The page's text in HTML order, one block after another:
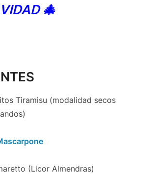
🎄
Tiramisu (modalidad secos
(Licor Almendras)